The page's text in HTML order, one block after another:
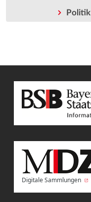
Politik
Digitale Sammlungen